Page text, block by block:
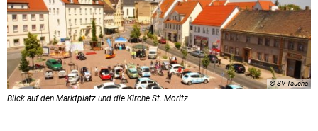
© SV Taucha
Blick auf den Marktplatz und die Kirche St. Moritz